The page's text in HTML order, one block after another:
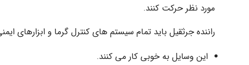
مورد نظر حرکت کنند.
راننده جرثقیل باید تمام سیستم های کنترل گرما و ابزارهای
این وسایل به خوبی کار می کنند.